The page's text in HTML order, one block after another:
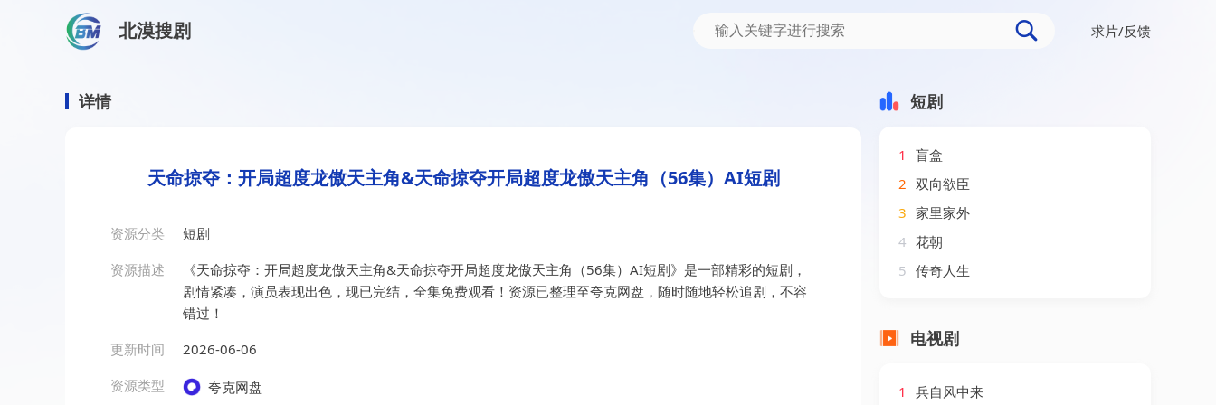
北漠搜剧 求片/反馈
天命掠夺：开局超度龙傲天主角&天命掠夺开局超度龙傲天主角（56集）AI短剧
详情
天命掠夺：开局超度龙傲天主角&天命掠夺开局超度龙傲天主角（56集）AI短剧
资源分类
短剧
资源描述
《天命掠夺：开局超度龙傲天主角&天命掠夺开局超度龙傲天主角（56集）AI短剧》是一部精彩的短剧，
剧情紧凑，演员表现出色，现已完结，全集免费观看！资源已整理至夸克网盘，随时随地轻松追剧，不容
错过！
更新时间
2026-06-06
资源类型
夸克网盘
短剧
1
盲盒
2 双向欲臣
3 家里家外
4 花朝
5 传奇人生
电视剧
1 兵自风中来